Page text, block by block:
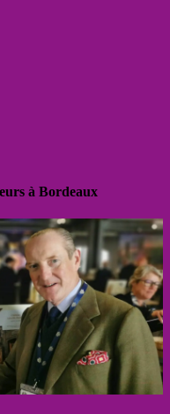
à Bordeaux